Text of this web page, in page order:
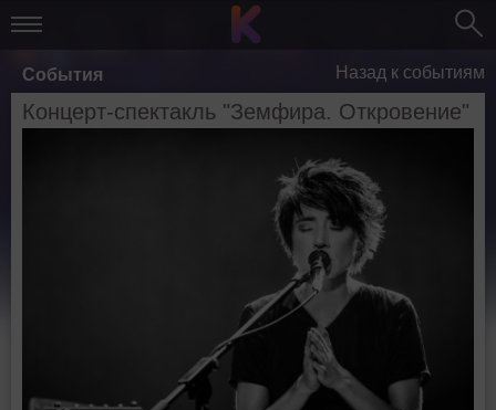
События Назад к событиям
Концерт-спектакль "Земфира. Откровение"